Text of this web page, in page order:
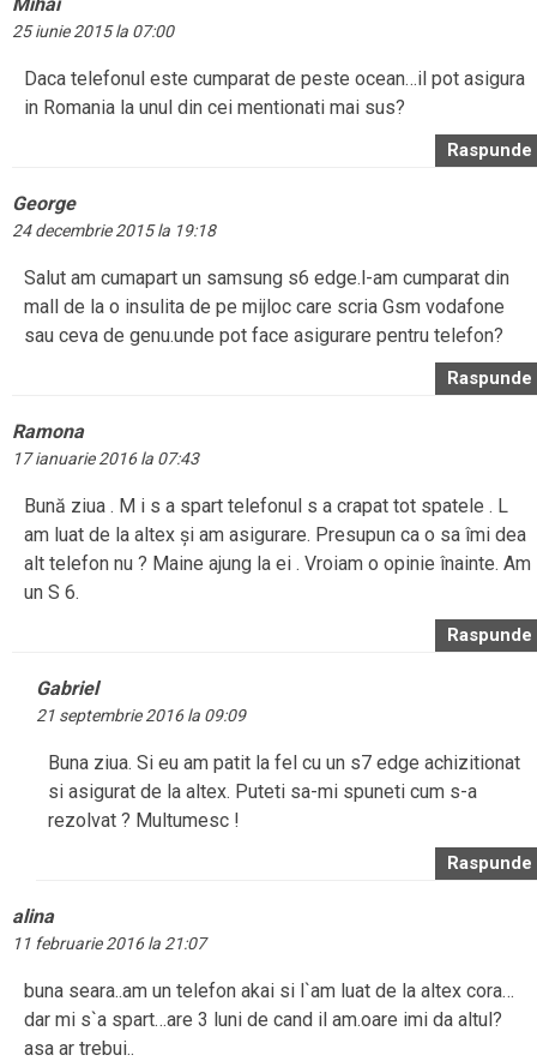
25 iunie 2015 la 07:00
Daca telefonul este cumparat de peste ocean…il pot asigura
in Romania la unul din cei mentionati mai sus?
Raspunde
George
24 decembrie 2015 la 19:18
Salut am cumapart un samsung s6 edge.l-am cumparat din
mall de la o insulita de pe mijloc care scria Gsm vodafone
sau ceva de genu.unde pot face asigurare pentru telefon?
Raspunde
Ramona
17 ianuarie 2016 la 07:43
Bună ziua . M i s a spart telefonul s a crapat tot spatele . L
am luat de la altex și am asigurare. Presupun ca o sa îmi dea
alt telefon nu ? Maine ajung la ei . Vroiam o opinie înainte. Am
un S 6.
Raspunde
Gabriel
21 septembrie 2016 la 09:09
Buna ziua. Si eu am patit la fel cu un s7 edge achizitionat
si asigurat de la altex. Puteti sa-mi spuneti cum s-a
rezolvat ? Multumesc !
Raspunde
alina
11 februarie 2016 la 21:07
buna seara..am un telefon akai si l`am luat de la altex cora…
dar mi s`a spart…are 3 luni de cand il am.oare imi da altul?
asa ar trebui..